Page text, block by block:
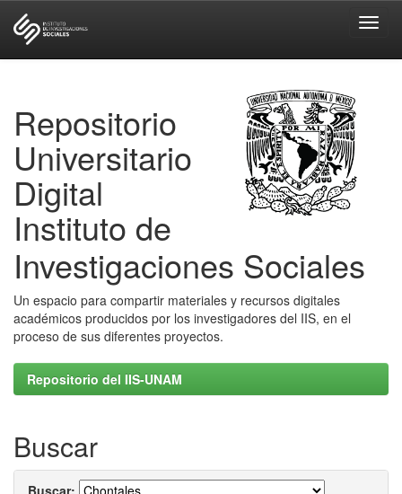
Repositorio
Universitario
Digital
Instituto de
Investigaciones Sociales
Un espacio para compartir materiales y recursos digitales
académicos producidos por los investigadores del IIS, en el
proceso de sus diferentes proyectos.
Repositorio del IIS-UNAM
Buscar
Buscar: